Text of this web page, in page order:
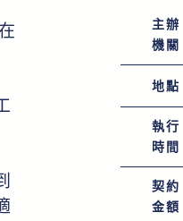
主辦
機關
地點
執行
時間
契約
金額